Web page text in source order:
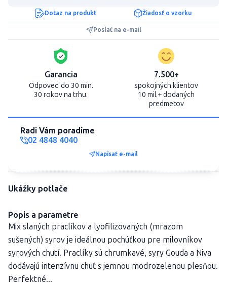
Dotaz na produkt Žiadosť o vzorku
Poslať na e-mail
Garancia
Odpoveď do 30 min.
30 rokov na trhu.
7.500+
spokojných klientov
10 mil.+ dodaných
predmetov
Radi Vám poradíme
02 4848 4040
Napísať e-mail
Ukážky potlače
Popis a parametre
Mix slaných praclíkov a lyofilizovaných (mrazom
sušených) syrov je ideálnou pochúťkou pre milovníkov
syrových chutí. Praclíky sú chrumkavé, syry Gouda a Niva
dodávajú intenzívnu chuť s jemnou modrozelenou plesňou.
Perfektné...